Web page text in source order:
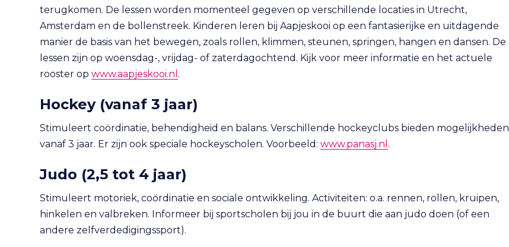
terugkomen. De lessen worden momenteel gegeven op verschillende locaties in Utrecht,
Amsterdam en de bollenstreek. Kinderen leren bij Aapjeskooi op een fantasierijke en uitdagende
manier de basis van het bewegen, zoals rollen, klimmen, steunen, springen, hangen en dansen. De
lessen zijn op woensdag-, vrijdag- of zaterdagochtend. Kijk voor meer informatie en het actuele
rooster op www.aapjeskooi.nl .
Hockey(vanaf 3 jaar)
Stimuleert coördinatie, behendigheid en balans. Verschillende hockeyclubs bieden mogelijkheden
vanaf 3 jaar. Er zijn ook speciale hockeyscholen. Voorbeeld: www.panasj.nl .
Judo (2,5 tot 4 jaar)
Stimuleert motoriek, coördinatie en sociale ontwikkeling. Activiteiten: o.a. rennen, rollen, kruipen,
hinkelen en valbreken. Informeer bij sportscholen bij jou in de buurt die aan judo doen (of een
andere zelfverdedigingssport).